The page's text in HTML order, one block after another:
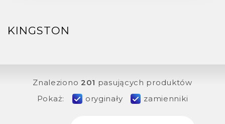
KINGSTON
Znaleziono 201 pasujących produktów
Pokaż:
oryginały zamienniki